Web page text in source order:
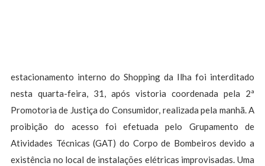
estacionamento interno do Shopping da Ilha foi interditado
nesta quarta-feira, 31, após vistoria coordenada pela 2ª
Promotoria de Justiça do Consumidor, realizada pela manhã. A
proibição do acesso foi efetuada pelo Grupamento de
Atividades Técnicas (GAT) do Corpo de Bombeiros devido a
existência no local de instalações elétricas improvisadas. Uma